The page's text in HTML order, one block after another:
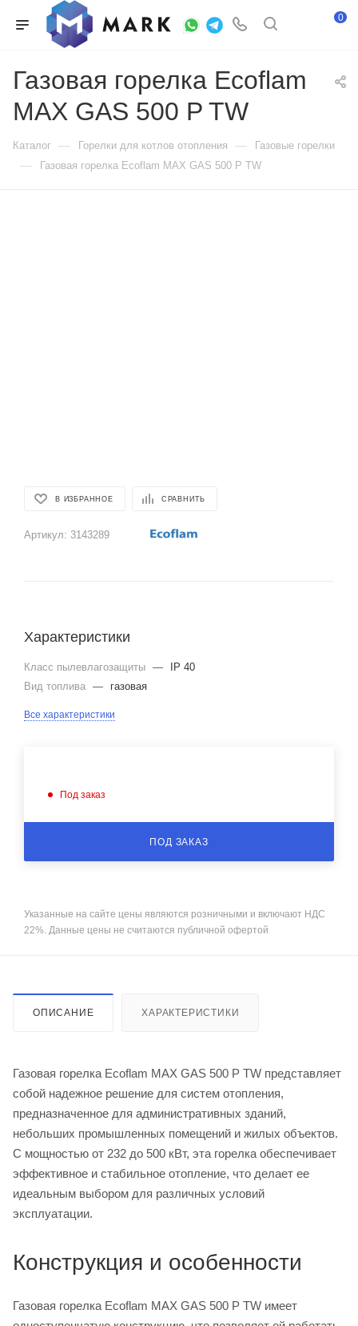
0
Газовая горелка Ecoflam
MAX GAS 500 P TW
Каталог — Горелки для котлов отопления — Газовые горелки
— Газовая горелка Ecoflam MAX GAS 500 P TW
В ИЗБРАННОЕ СРАВНИТЬ
Артикул: 3143289
Характеристики
Класс пылевлагозащиты —
IP 40
Вид топлива — газовая
Все характеристики
Под заказ
ПОД ЗАКАЗ
Указанные на сайте цены являются розничными и включают НДС
22%. Данные цены не считаются публичной офертой
ОПИСАНИЕ ХАРАКТЕРИСТИКИ
Газовая горелка Ecoflam MAX GAS 500 P TW представляет
собой надежное решение для систем отопления,
предназначенное для административных зданий,
небольших промышленных помещений и жилых объектов.
С мощностью от 232 до 500 кВт, эта горелка обеспечивает
эффективное и стабильное отопление, что делает ее
идеальным выбором для различных условий
эксплуатации.
Конструкция и особенности
Газовая горелка Ecoflam MAX GAS 500 P TW имеет